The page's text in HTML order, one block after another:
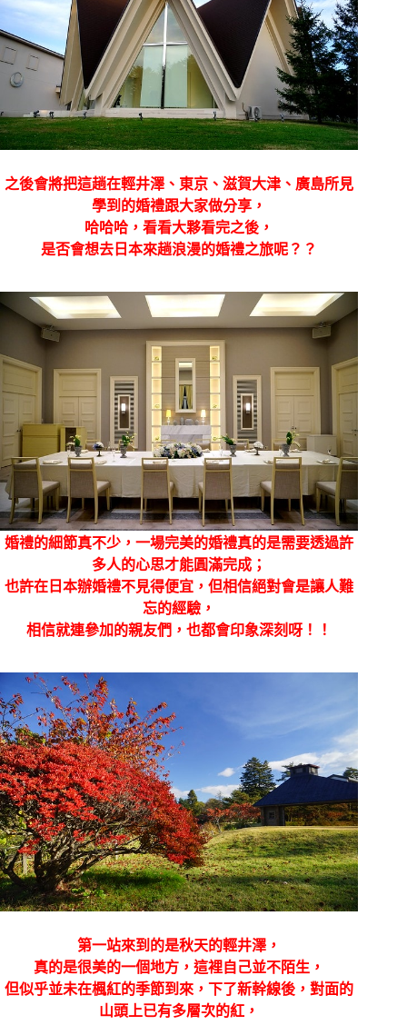
之後會將把這趟在輕井澤、東京、滋賀大津、廣島所見
學到的婚禮跟大家做分享，
哈哈哈，看看大夥看完之後，
是否會想去日本來趟浪漫的婚禮之旅呢？？
婚禮的細節真不少，一場完美的婚禮真的是需要透過許
多人的心思才能圓滿完成；
也許在日本辦婚禮不見得便宜，但相信絕對會是讓人難
忘的經驗，
相信就連參加的親友們，也都會印象深刻呀！！
第一站來到的是秋天的輕井澤，
真的是很美的一個地方，這裡自己並不陌生，
但似乎並未在楓紅的季節到來，下了新幹線後，對面的
山頭上已有多層次的紅，